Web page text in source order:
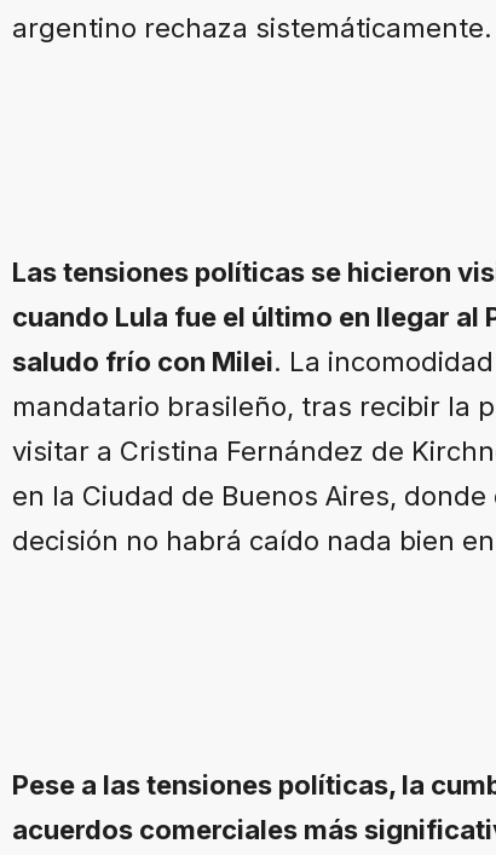
argentino rechaza sistemáticamente.
Las tensiones políticas se hicieron
cuando Lula fue el último en llegar al
saludo frío con Milei. La
mandatario brasileño, tras recibir la
visitar a Cristina Fernández de
en la Ciudad de Buenos Aires,
decisión no habrá caído nada bien
Pese a las tensiones políticas, la
acuerdos comerciales más